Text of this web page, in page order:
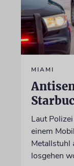
MIAMI
Laut
einem
Metallstuhl
losgehen